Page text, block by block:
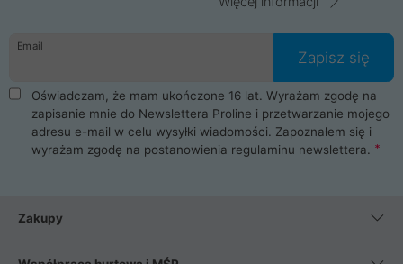
Email
Zapisz się
Oświadczam, że mam ukończone 16 lat. Wyrażam zgodę na
zapisanie mnie do Newslettera Proline i przetwarzanie mojego
adresu e-mail w celu wysyłki wiadomości. Zapoznałem się i
wyrażam zgodę na postanowienia regulaminu newslettera.
Zakupy